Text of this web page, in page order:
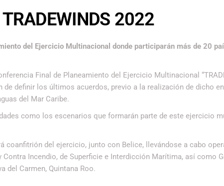
2022
del Ejercicio Multinacional donde participarán más de 20
Final de Planeamiento del Ejercicio Multinacional
de definir los últimos acuerdos, previo a la realización de dicho
del Mar Caribe.
como los escenarios que formarán parte de este ejercicio
coanfitrión del ejercicio, junto con Belice, llevándose a cabo
Incendio, de Superficie e Interdicción Marítima, así como
del Carmen, Quintana Roo.